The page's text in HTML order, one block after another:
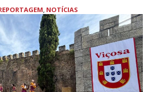
, NOTÍCIAS